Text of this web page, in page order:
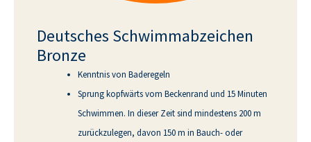
Deutsches Schwimmabzeichen
Bronze
Kenntnis von Baderegeln
Sprung kopfwärts vom Beckenrand und 15 Minuten
Schwimmen. In dieser Zeit sind mindestens 200 m
zurückzulegen, davon 150 m in Bauch- oder